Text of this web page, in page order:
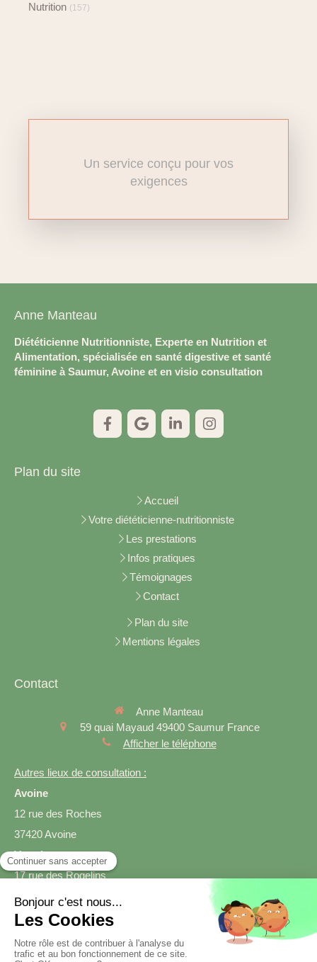
Nutrition (157)
Un service conçu pour vos
exigences
Anne Manteau
Diététicienne Nutritionniste, Experte en Nutrition et
Alimentation, spécialisée en santé digestive et santé
féminine à Saumur, Avoine et en visio consultation
Plan du site
Accueil
Votre diététicienne-nutritionniste
Les prestations
Infos pratiques
Témoignages
Contact
Plan du site
Mentions légales
Contact
Anne Manteau
59 quai Mayaud 49400 Saumur France
Afficher le téléphone
Autres lieux de consultation :
Avoine
12 rue des Roches
37420 Avoine
Varrains
17 rue des Rogelins
49400 Varrains
Prendre rendez-vous